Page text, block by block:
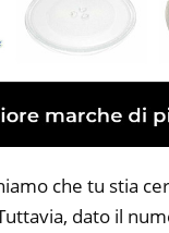
che tu stia
dato il